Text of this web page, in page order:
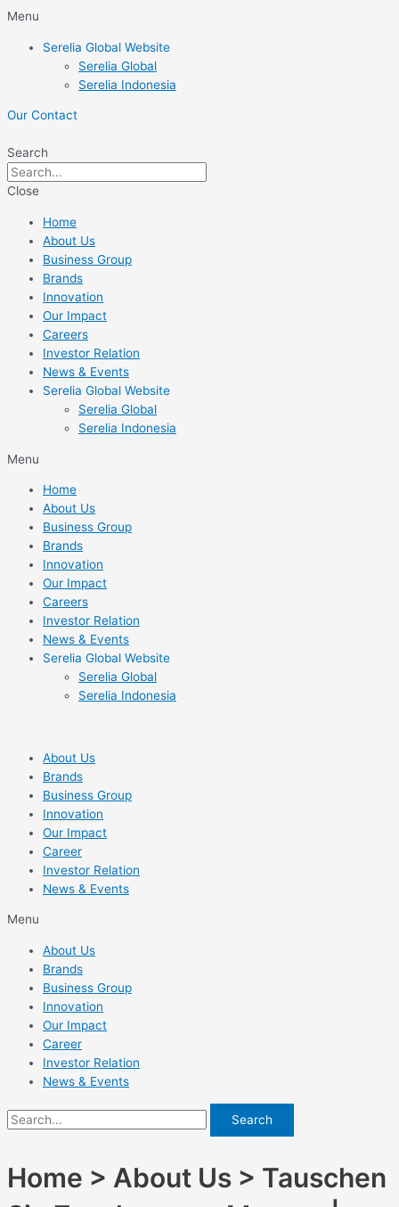
Skip
content
Menu
Serelia Global Website
Serelia Global
Serelia Indonesia
Our Contact
Search
Close
Home
About Us
Business Group
Brands
Innovation
Our Impact
Careers
Investor Relation
News & Events
Serelia Global Website
Serelia Global
Serelia Indonesia
Menu
Home
About Us
Business Group
Brands
Innovation
Our Impact
Careers
Investor Relation
News & Events
Serelia Global Website
Serelia Global
Serelia Indonesia
About Us
Brands
Business Group
Innovation
Our Impact
Career
Investor Relation
News & Events
Menu
About Us
Brands
Business Group
Innovation
Our Impact
Career
Investor Relation
News & Events
Search
Home > About Us > Tauschen